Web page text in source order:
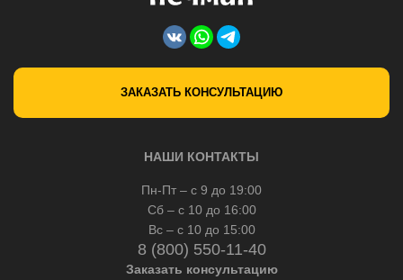
ЗАКАЗАТЬ КОНСУЛЬТАЦИЮ
НАШИ КОНТАКТЫ
Пн-Пт – с 9 до 19:00
Сб – с 10 до 16:00
Вс – с 10 до 15:00
8 (800) 550-11-40
Заказать консультацию